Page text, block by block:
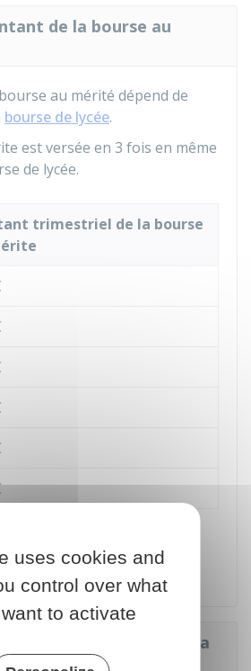
de la bourse au
au mérité dépend de
bourse de lycée.
est versée en 3 fois en même
de lycée.
au mérite selon votre
trimestriel de la bourse
aides cumulables avec la
?
uses cookies and
control over what
to activate